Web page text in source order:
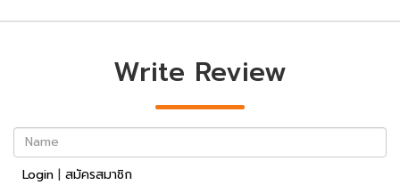
Write Review
Name
Login | สมัครสมาชิก